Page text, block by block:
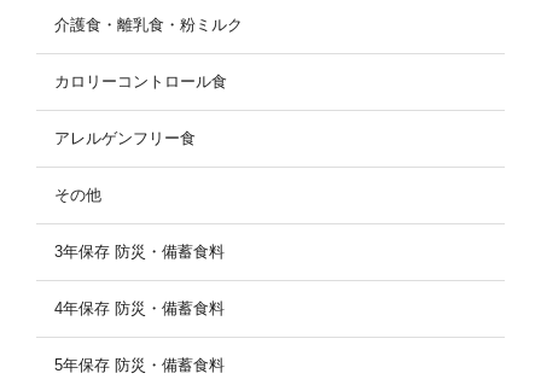
介護食・離乳食・粉ミルク
カロリーコントロール食
アレルゲンフリー食
その他
3年保存 防災・備蓄食料
4年保存 防災・備蓄食料
5年保存 防災・備蓄食料